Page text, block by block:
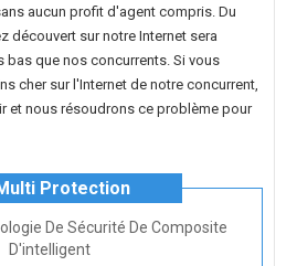
aucun profit d'agent compris. Du
découvert sur notre Internet sera
bas que nos concurrents. Si vous
cher sur l'Internet de notre concurrent,
et nous résoudrons ce problème pour
Protection
De Sécurité De Composite
D'intelligent